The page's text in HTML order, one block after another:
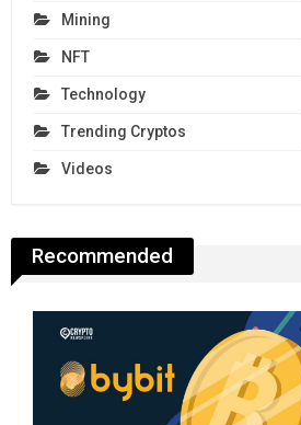
Mining
NFT
Technology
Trending Cryptos
Videos
Recommended